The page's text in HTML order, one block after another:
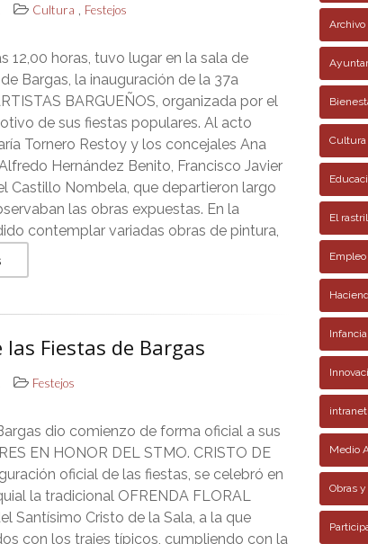
Cultura , Festejos
12,00 horas, tuvo lugar en la sala de
Bargas, la inauguración de la 37a
BARGUEÑOS, organizada por el
de sus fiestas populares. Al acto
Tornero Restoy y los concejales Ana
Hernández Benito, Francisco Javier
Castillo Nombela, que departieron largo
las obras expuestas. En la
contemplar variadas obras de pintura,
Fiestas de Bargas
Festejos
dio comienzo de forma oficial a sus
EN HONOR DEL STMO. CRISTO DE
oficial de las fiestas, se celebró en
la tradicional OFRENDA FLORAL
Santísimo Cristo de la Sala, a la que
con los trajes típicos, cumpliendo con la
Cultura
El
Empleo
Infancia
intranet
Medio
Obras